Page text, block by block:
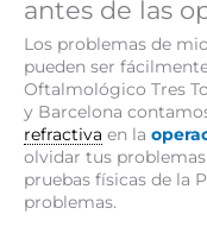
antes de las
Los problemas de
pueden ser
Oftalmológico Tres
y Barcelona
refractiva en la
olvidar tus
pruebas físicas de la
problemas.